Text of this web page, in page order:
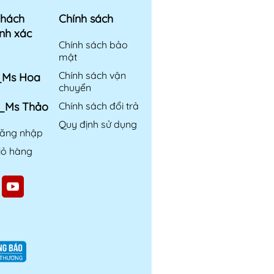
xác
Hoa
Thảo
nhập
hàng
Chính sách
Chính sách bảo
mật
Chính sách vận
chuyển
Chính sách đổi trả
Quy định sử dụng